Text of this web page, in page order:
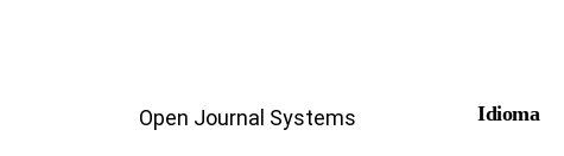
Open Journal Systems Idioma